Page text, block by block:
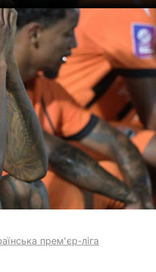
прем'єр-ліга